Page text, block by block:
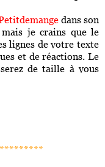
dans son
je crains que le
lignes de votre texte
et de réactions. Le
de taille à vous